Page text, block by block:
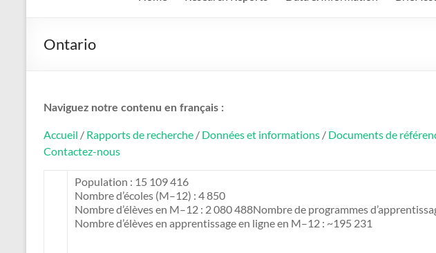
Ontario
Naviguez notre contenu en français :
Accueil / Rapports de recherche / Données et informations / Documents de
Contactez-nous
Population : 15 109 416
Nombre d’écoles (M–12) : 4 850
Nombre d’élèves en M–12 : 2 080 488Nombre de programmes
Nombre d’élèves en apprentissage en ligne en M–12 : ~195 231